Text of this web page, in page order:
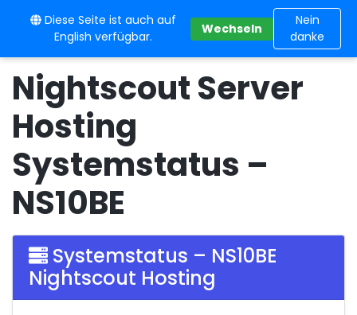
Diese Seite ist auch auf
English verfügbar.
Wechseln
Nein
danke
10BE
Nightscout Server
Hosting
Systemstatus –
NS10BE
Systemstatus – NS10BE
Nightscout Hosting